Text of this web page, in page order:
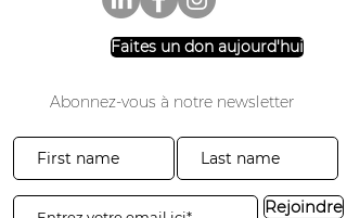
Faites un don aujourd'hui
Abonnez-vous à notre newsletter
Rejoindre